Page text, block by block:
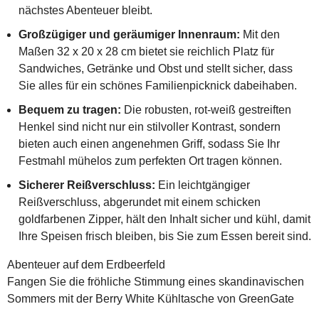
nächstes Abenteuer bleibt.
Großzügiger und geräumiger Innenraum: Mit den
Maßen 32 x 20 x 28 cm bietet sie reichlich Platz für
Sandwiches, Getränke und Obst und stellt sicher, dass
Sie alles für ein schönes Familienpicknick dabeihaben.
Bequem zu tragen: Die robusten, rot-weiß gestreiften
Henkel sind nicht nur ein stilvoller Kontrast, sondern
bieten auch einen angenehmen Griff, sodass Sie Ihr
Festmahl mühelos zum perfekten Ort tragen können.
Sicherer Reißverschluss: Ein leichtgängiger
Reißverschluss, abgerundet mit einem schicken
goldfarbenen Zipper, hält den Inhalt sicher und kühl, damit
Ihre Speisen frisch bleiben, bis Sie zum Essen bereit sind.
Abenteuer auf dem Erdbeerfeld
Fangen Sie die fröhliche Stimmung eines skandinavischen
Sommers mit der Berry White Kühltasche von GreenGate